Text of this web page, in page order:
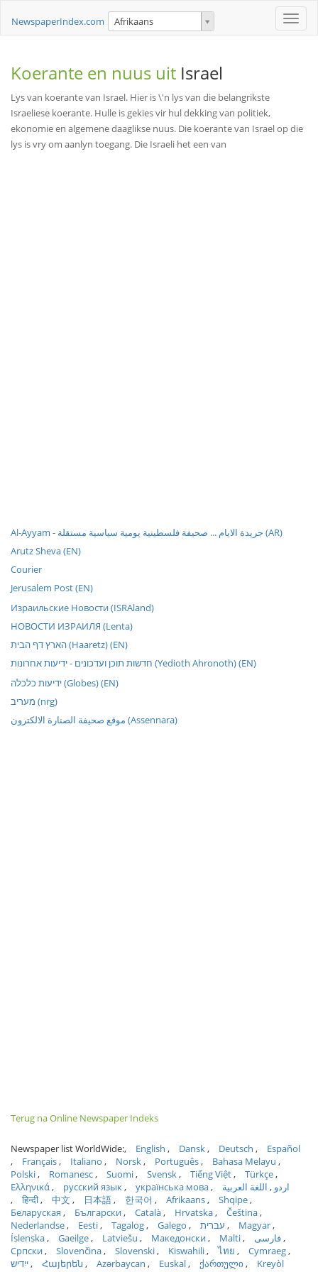
Toggle
NewspaperIndex.com Afrikaans
Koerante en nuus uit Israel
Lys van koerante van Israel. Hier is \'n lys van die belangrikste
Israeliese koerante. Hulle is gekies vir hul dekking van politiek,
ekonomie en algemene daaglikse nuus. Die koerante van Israel op die
lys is vry om aanlyn toegang. Die Israeli het een van
Al-Ayyam - جريدة الايام ... صحيفة فلسطينية يومية سياسية مستقلة (AR)
Arutz Sheva (EN)
Courier
Jerusalem Post (EN)
Израильские Новости (ISRAland)
НОВОСТИ ИЗРАИЛЯ (Lenta)
הארץ דף הבית (Haaretz) (EN)
חדשות תוכן ועדכונים - ידיעות אחרונות (Yedioth Ahronoth) (EN)
ידיעות כלכלה (Globes) (EN)
מעריב (nrg)
موقع صحيفة الصنارة الالكترون (Assennara)
Terug na Online Newspaper Indeks
Newspaper list WorldWide: English Dansk Deutsch
Español
Français
Italiano Norsk Português
Bahasa Melayu
Polski
Romanesc Suomi Svensk Tiếng Việt
Türkçe
Ελληνικά
русский язык українська мова اردو
اللغة العربية
हिन्दी
中文 日本語 한국어 Afrikaans
Shqipe
Беларуская
Български Català Hrvatska
Čeština
Nederlandse
Eesti Tagalog Galego עברית
Magyar
Íslenska
Gaeilge Latviešu Македонски Malti
فارسی
Српски
Slovenčina Slovenski Kiswahili ไทย
Cymraeg
ייִדיש
Հայերեն Azərbaycan Euskal ქართული
Kreyòl